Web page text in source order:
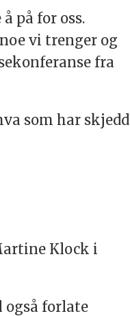
på for oss.
vi trenger og
fra
som har skjedd
Klock i
også forlate